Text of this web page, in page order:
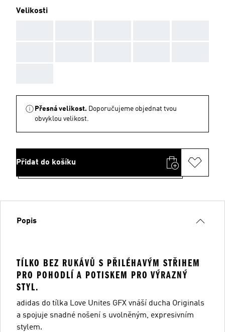
Velikosti
Přesná velikost. Doporučujeme objednat tvou
obvyklou velikost.
Přidat do košíku
Popis
TÍLKO BEZ RUKÁVŮ S PŘILÉHAVÝM STŘIHEM
PRO POHODLÍ A POTISKEM PRO VÝRAZNÝ
STYL.
adidas do tílka Love Unites GFX vnáší ducha Originals
a spojuje snadné nošení s uvolněným, expresivním
stylem.